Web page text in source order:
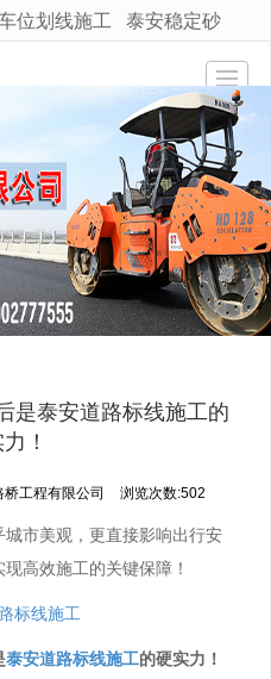
很遗憾，因您的浏览器版本过低导致无法获得最佳浏览体验，推荐下载安装谷歌浏览器！
位划线施工 泰安稳定砂
是泰安道路标线施工的
！
工程有限公司 浏览次数:502
城市美观，更直接影响出行安
高效施工的关键保障！
泰安道路标线施工的硬实力！